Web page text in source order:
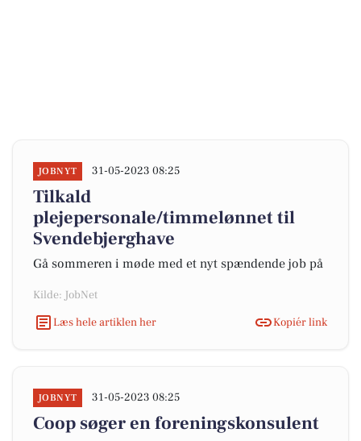
JOBNYT 31-05-2023 08:25
Tilkald
plejepersonale/timmelønnet til
Svendebjerghave
Gå sommeren i møde med et nyt spændende job på
Kilde: JobNet
Læs hele artiklen her
Kopiér link
JOBNYT 31-05-2023 08:25
Coop søger en foreningskonsulent